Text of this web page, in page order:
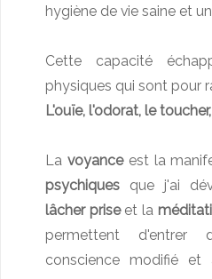
hygiène de vie saine et
Cette capacité
physiques qui sont pour
L'ouïe, l'odorat, le
La voyanceest la
psychiques que j'ai
lâcher priseet la
permettent
conscience modifié